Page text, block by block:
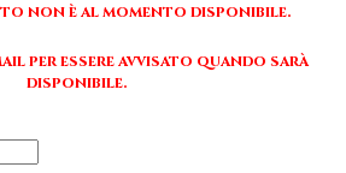
non è al momento disponibile.
per essere avvisato quando sarà
disponibile.